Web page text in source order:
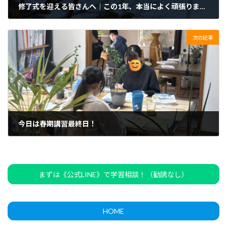
修了式を迎える皆さんへ｜この1年、本当によく頑張りました
次の記事
今日は春期講習最終日！
まずは《公式LINE》で学習相談！（勧誘なし）
HOME